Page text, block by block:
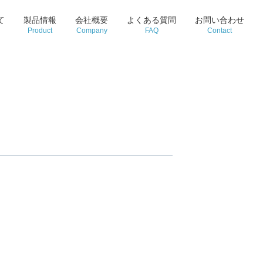
製品情報
Product
会社概要
Company
よくある質問
FAQ
お問い合わせ
Contact